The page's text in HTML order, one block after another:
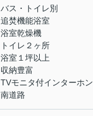
バス・トイレ別
追焚機能浴室
浴室乾燥機
トイレ２ヶ所
浴室１坪以上
収納豊富
TVモニタ付インターホン
南道路